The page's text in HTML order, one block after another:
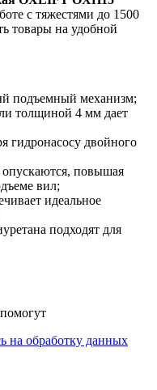
с тяжестями до 1500
товары на удобной
подъемный механизм;
толщиной 4 мм дает
гидронасосу двойного
повышая
вил;
идеальное
подходят для
на обработку данных